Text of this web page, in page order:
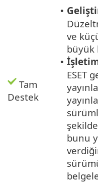
Tam
Destek
•
ve
büyük
•
ESET
bunu